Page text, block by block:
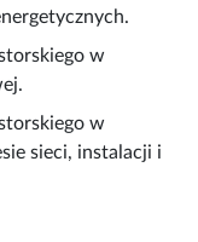
w
w
sieci, instalacji i